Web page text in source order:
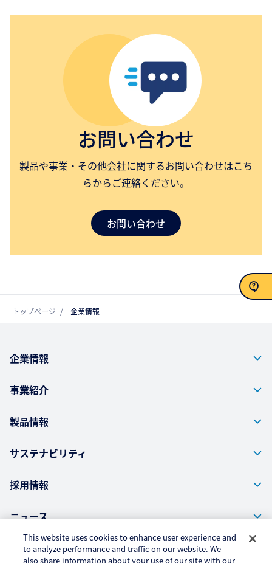
お問い合わせ
製品や事業・その他会社に関するお問い合わせはこち
らからご連絡ください。
お問い合わせ
トップページ 企業情報
企業情報
事業紹介
製品情報
サステナビリティ
採用情報
ニュース
This website uses cookies to enhance user experience and
to analyze performance and traffic on our website. We
also share information about your use of our site with our